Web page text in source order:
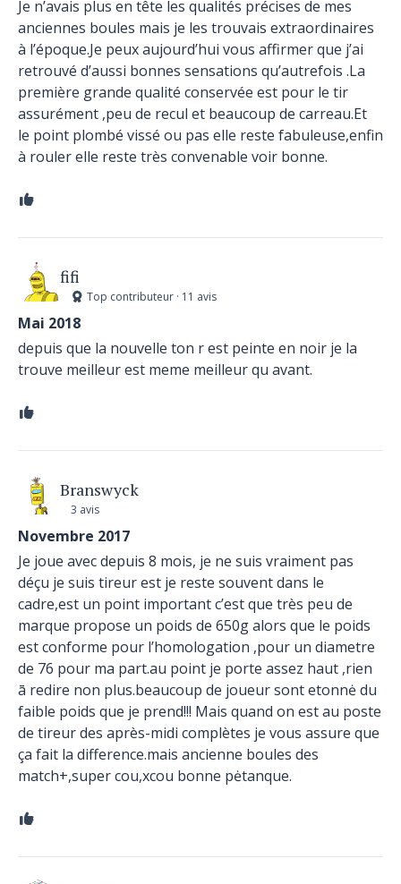
Je n’avais plus en tête les qualités précises de mes
anciennes boules mais je les trouvais extraordinaires
à l’époque.Je peux aujourd’hui vous affirmer que j’ai
retrouvé d’aussi bonnes sensations qu’autrefois .La
première grande qualité conservée est pour le tir
assurément ,peu de recul et beaucoup de carreau.Et
le point plombé vissé ou pas elle reste fabuleuse,enfin
à rouler elle reste très convenable voir bonne.
fifi
Top contributeur · 11 avis
Mai 2018
depuis que la nouvelle ton r est peinte en noir je la
trouve meilleur est meme meilleur qu avant.
Branswyck
3 avis
Novembre 2017
Je joue avec depuis 8 mois, je ne suis vraiment pas
déçu je suis tireur est je reste souvent dans le
cadre,est un point important c’est que très peu de
marque propose un poids de 650g alors que le poids
est conforme pour l’homologation ,pour un diametre
de 76 pour ma part.au point je porte assez haut ,rien
ā redire non plus.beaucoup de joueur sont etonnė du
faible poids que je prend!!! Mais quand on est au poste
de tireur des après-midi complètes je vous assure que
ça fait la difference.mais ancienne boules des
match+,super cou,xcou bonne pėtanque.